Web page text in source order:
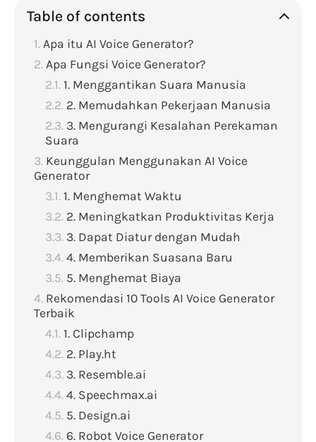
Table of contents
Apa itu AI Voice Generator?
Apa Fungsi Voice Generator?
1. Menggantikan Suara Manusia
2. Memudahkan Pekerjaan Manusia
3. Mengurangi Kesalahan Perekaman
Suara
Keunggulan Menggunakan AI Voice
Generator
1. Menghemat Waktu
2. Meningkatkan Produktivitas Kerja
3. Dapat Diatur dengan Mudah
4. Memberikan Suasana Baru
5. Menghemat Biaya
Rekomendasi 10 Tools AI Voice Generator
Terbaik
1. Clipchamp
2. Play.ht
3. Resemble.ai
4. Speechmax.ai
5. Design.ai
6. Robot Voice Generator